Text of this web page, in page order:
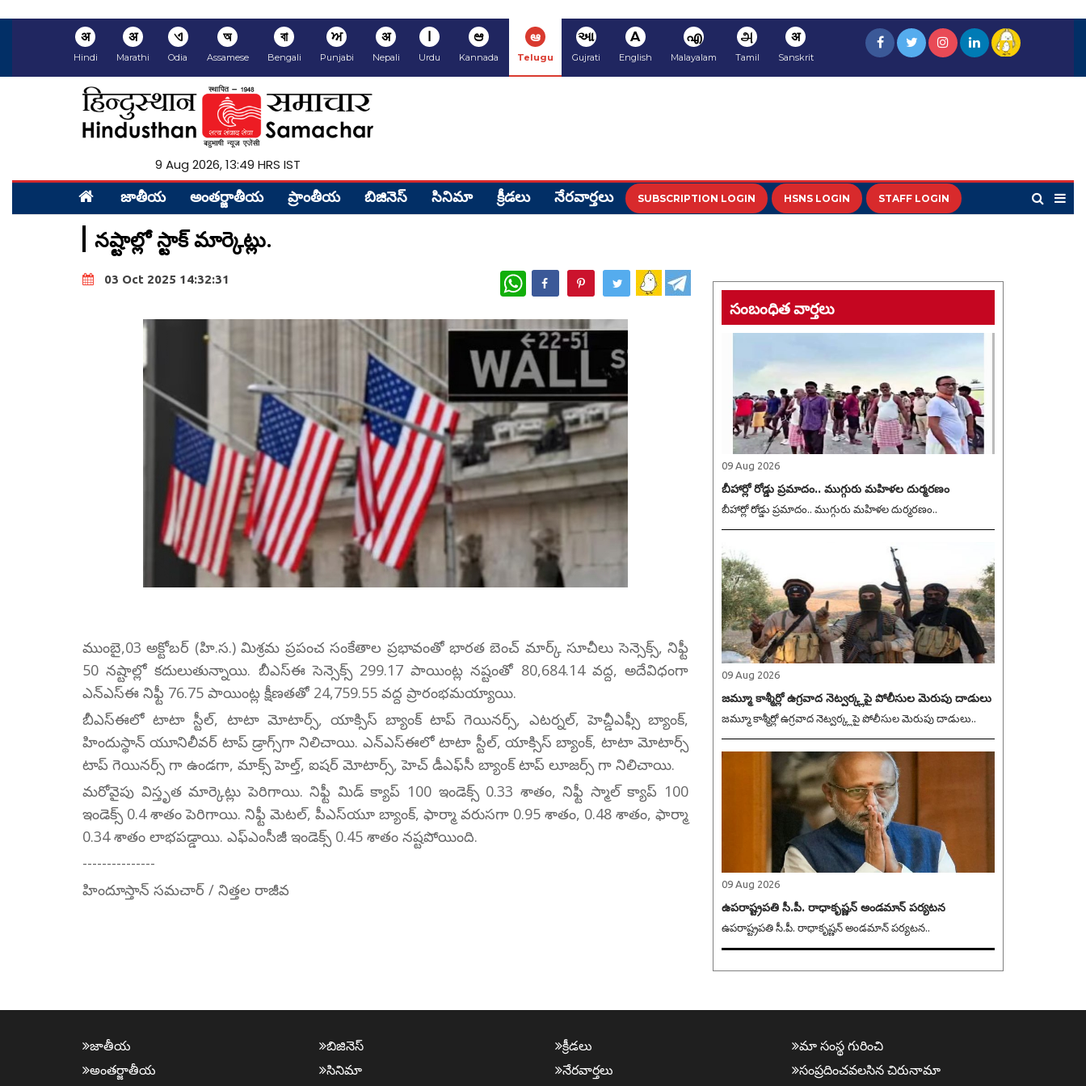
अ
Hindi
अ
Marathi
ଏ
Odia
অ
Assamese
বা
Bengali
ਅ
Punjabi
अ
Nepali
ا
Urdu
ಆ
Kannada
ఆ
Telugu
આ
Gujrati
A
English
എ
Malayalam
அ
Tamil
अ
Sanskrit
9 Aug 2026, 13:49 HRS IST
జాతీయ అంత‌ర్జాతీయ ప్రాంతీయ‌ బిజినెస్ సినిమా క్రీడ‌లు నేర‌వార్త‌లు SUBSCRIPTION LOGIN HSNS LOGIN STAFF LOGIN
నష్టాల్లో స్టాక్‌ మార్కెట్లు.
03 Oct 2025 14:32:31 WhatsApp
ముంబై,03 అక్టోబర్ (హి.స.) మిశ్రమ ప్రపంచ సంకేతాల ప్రభావంతో భారత బెంచ్ మార్క్ సూచీలు సెన్సెక్స్, నిఫ్టీ
50 నష్టాల్లో కదులుతున్నాయి. బీఎస్ఈ సెన్సెక్స్ 299.17 పాయింట్ల నష్టంతో 80,684.14 వద్ద, అదేవిధంగా
ఎన్ఎస్ఈ నిఫ్టీ 76.75 పాయింట్ల క్షీణతతో 24,759.55 వద్ద ప్రారంభమయ్యాయి.
బీఎస్ఈలో టాటా స్టీల్, టాటా మోటార్స్, యాక్సిస్ బ్యాంక్ టాప్ గెయినర్స్, ఎటర్నల్, హెచ్డీఎఫ్సీ బ్యాంక్,
హిందుస్థాన్ యూనిలీవర్ టాప్ డ్రాగ్స్‌గా నిలిచాయి. ఎన్ఎస్ఈలో టాటా స్టీల్, యాక్సిస్ బ్యాంక్, టాటా మోటార్స్
టాప్ గెయినర్స్ గా ఉండగా, మాక్స్ హెల్త్, ఐషర్ మోటార్స్, హెచ్ డీఎఫ్‌సీ బ్యాంక్ టాప్ లూజర్స్ గా నిలిచాయి.
మరోవైపు విస్తృత మార్కెట్లు పెరిగాయి. నిఫ్టీ మిడ్ క్యాప్ 100 ఇండెక్స్ 0.33 శాతం, నిఫ్టీ స్మాల్ క్యాప్ 100
ఇండెక్స్ 0.4 శాతం పెరిగాయి. నిఫ్టీ మెటల్, పీఎస్‌యూ బ్యాంక్, ఫార్మా వరుసగా 0.95 శాతం, 0.48 శాతం, ఫార్మా
0.34 శాతం లాభపడ్డాయి. ఎఫ్ఎంసీజీ ఇండెక్స్ 0.45 శాతం నష్టపోయింది.
---------------
హిందూస్తాన్ సమచార్ / నిత్తల రాజీవ
సంబంధిత వార్తలు
09 Aug 2026
బీహార్లో రోడ్డు ప్రమాదం.. ముగ్గురు మహిళల దుర్మరణం
బీహార్లో రోడ్డు ప్రమాదం.. ముగ్గురు మహిళల దుర్మరణం..
09 Aug 2026
జమ్మూ కాశ్మీర్లో ఉగ్రవాద నెట్వర్క్లపై పోలీసుల మెరుపు దాడులు
జమ్మూ కాశ్మీర్లో ఉగ్రవాద నెట్వర్క్లపై పోలీసుల మెరుపు దాడులు..
09 Aug 2026
ఉపరాష్ట్రపతి సీ.పీ. రాధాకృష్ణన్ అండమాన్ పర్యటన
ఉపరాష్ట్రపతి సీ.పీ. రాధాకృష్ణన్ అండమాన్ పర్యటన..
జాతీయ
అంత‌ర్జాతీయ
బిజినెస్
సినిమా
క్రీడ‌లు
నేర‌వార్త‌లు
మా సంస్థ గురించి
సంప్ర‌దించవ‌ల‌సిన‌ చిరునామా